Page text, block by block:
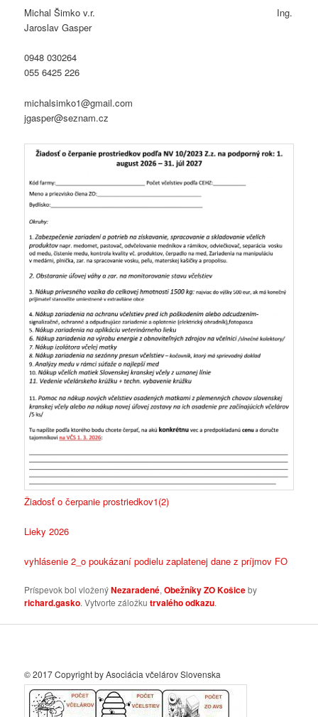
Michal Šimko v.r. Ing.
Jaroslav Gasper
0948 030264
055 6425 226
michalsimko1@gmail.com
jgasper@seznam.cz
Žiadosť o čerpanie prostriedkov1(2)
Lieky 2026
vyhlásenie 2_o poukázaní podielu zaplatenej dane z príjmov FO
Príspevok bol vloženýNezaradené,Obežníky ZO Košiceby
richard.gasko. Vytvorte záložkutrvalého odkazu.
© 2017 Copyright by Asociácia včelárov Slovenska